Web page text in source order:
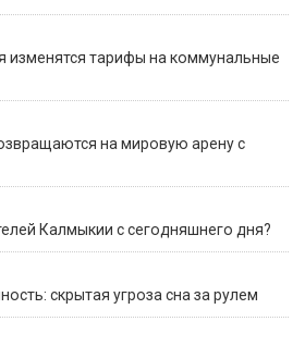
изменятся тарифы на коммунальные
на мировую арену с
Калмыкии с сегодняшнего дня?
скрытая угроза сна за рулем